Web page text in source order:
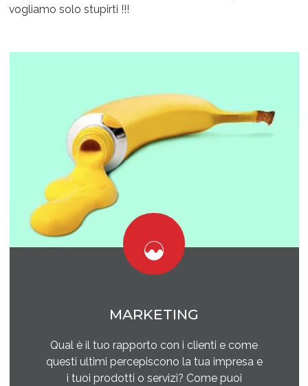
vogliamo solo stupirti !!!
MARKETING
Qual è il tuo rapporto con i clienti e come
questi ultimi percepiscono la tua impresa e
i tuoi prodotti o servizi? Come puoi